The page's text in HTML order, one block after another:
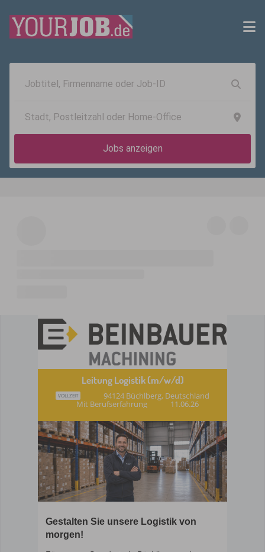
Jobs anzeigen